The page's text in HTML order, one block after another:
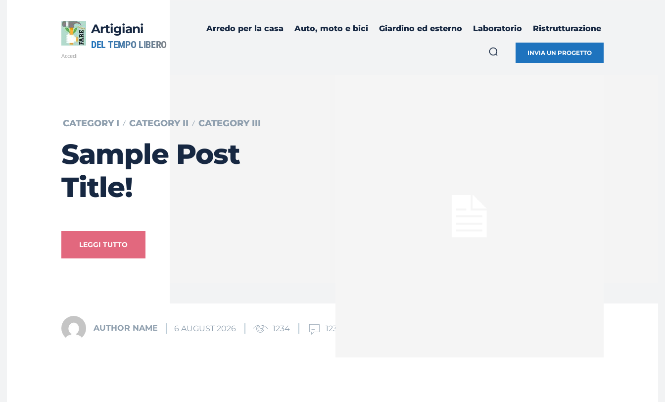
Artigiani
DEL TEMPO LIBERO
Accedi
Arredo per la casa Auto, moto e bici Giardino ed esterno Laboratorio Ristrutturazione
INVIA UN PROGETTO
CATEGORY I CATEGORY II CATEGORY III
Sample Post
Title!
LEGGI TUTTO
AUTHOR NAME 6 AUGUST 2026 1234 123